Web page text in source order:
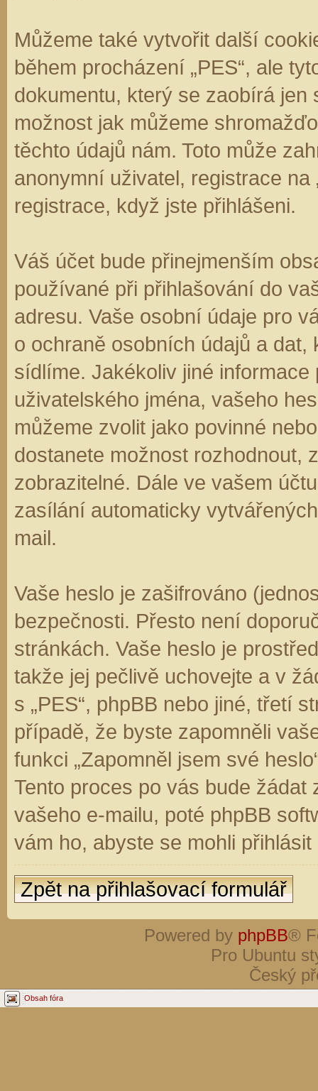
Můžeme také vytvořit další
během procházení „PES“, ale
dokumentu, který se zaobírá jen
možnost jak můžeme
těchto údajů nám. Toto může
anonymní uživatel, registrace
registrace, když jste přihlášeni.
Váš účet bude přinejmenším
používané při přihlašování do
adresu. Vaše osobní údaje pro
o ochraně osobních údajů a
sídlíme. Jakékoliv jiné informace
uživatelského jména, vašeho
můžeme zvolit jako povinné
dostanete možnost rozhodnout,
zobrazitelné. Dále ve vašem
zasílání automaticky
mail.
Vaše heslo je zašifrováno
bezpečnosti. Přesto není
stránkách. Vaše heslo je
takže jej pečlivě uchovejte a v
s „PES“, phpBB nebo jiné, třetí
případě, že byste zapomněli
funkci „Zapomněl jsem své
Tento proces po vás bude
vašeho e-mailu, poté phpBB
vám ho, abyste se mohli
Zpět na přihlašovací formulář
Powered by phpBB®
Pro Ubuntu
Český
Obsah fóra